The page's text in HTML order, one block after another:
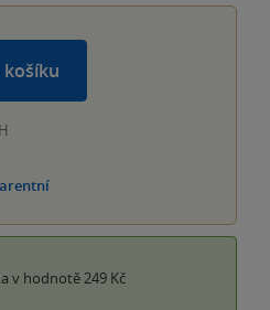
košíku
v hodnotě 249 Kč